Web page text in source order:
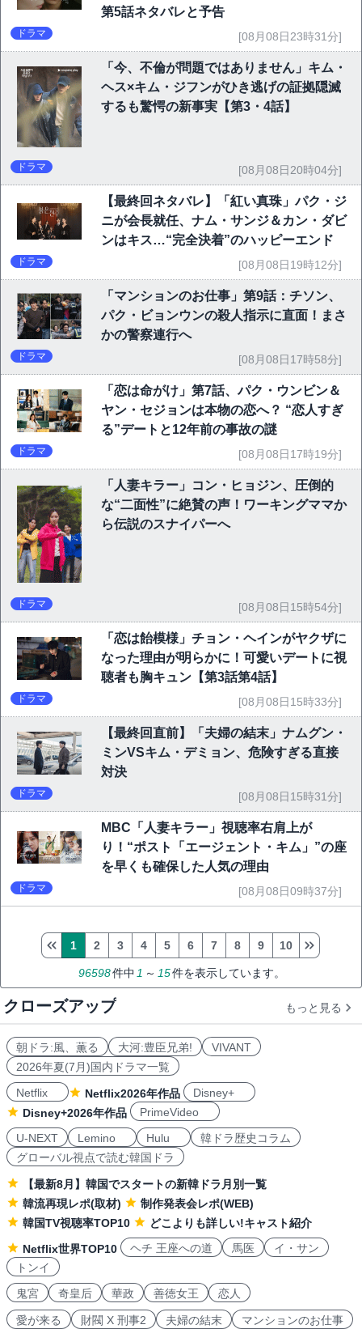
第5話ネタバレと予告
ドラマ [08月08日23時31分]
「今、不倫が問題ではありません」キム・
ヘス×キム・ジフンがひき逃げの証拠隠滅
するも驚愕の新事実【第3・4話】
ドラマ [08月08日20時04分]
【最終回ネタバレ】「紅い真珠」パク・ジ
ニが会長就任、ナム・サンジ＆カン・ダビ
ンはキス…“完全決着”のハッピーエンド
ドラマ [08月08日19時12分]
「マンションのお仕事」第9話：チソン、
パク・ビョンウンの殺人指示に直面！まさ
かの警察連行へ
ドラマ [08月08日17時58分]
「恋は命がけ」第7話、パク・ウンビン＆
ヤン・セジョンは本物の恋へ？ “恋人すぎ
る”デートと12年前の事故の謎
ドラマ [08月08日17時19分]
「人妻キラー」コン・ヒョジン、圧倒的
な“二面性”に絶賛の声！ワーキングママか
ら伝説のスナイパーへ
ドラマ [08月08日15時54分]
「恋は飴模様」チョン・ヘインがヤクザに
なった理由が明らかに！可愛いデートに視
聴者も胸キュン【第3話第4話】
ドラマ [08月08日15時33分]
【最終回直前】「夫婦の結末」ナムグン・
ミンVSキム・デミョン、危険すぎる直接
対決
ドラマ [08月08日15時31分]
MBC「人妻キラー」視聴率右肩上が
り！“ポスト「エージェント・キム」”の座
を早くも確保した人気の理由
ドラマ [08月08日09時37分]
96598件中 1 ～ 15件を表示しています。
1 2 3 4 5 6 7 8 9 10
クローズアップ もっと見る
朝ドラ:風、薫る 大河:豊臣兄弟!
VIVANT
2026年夏(7月)国内ドラマ一覧
Netflix
Netflix2026年作品
Disney+
Disney+2026年作品
PrimeVideo
U-NEXT
Lemino Hulu
韓ドラ歴史コラム
グローバル視点で読む韓国ドラ
【最新8月】韓国でスタートの新韓ドラ月別一覧
韓流再現レポ(取材)
制作発表会レポ(WEB)
韓国TV視聴率TOP10
どこよりも詳しい!キャスト紹介
Netflix世界TOP10
ヘチ 王座への道 馬医
イ・サン
トンイ
鬼宮
奇皇后 華政 善徳女王 恋人
愛が来る 財閥 X 刑事2 夫婦の結末 マンションのお仕事